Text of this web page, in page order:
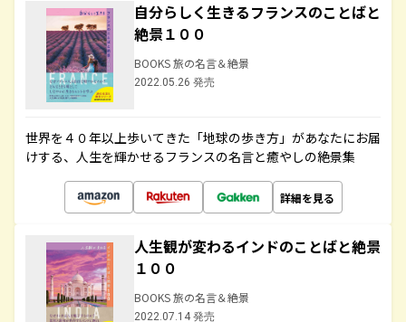
自分らしく生きるフランスのことばと
絶景１００
BOOKS 旅の名言＆絶景
2022.05.26 発売
世界を４０年以上歩いてきた「地球の歩き方」があなたにお届
けする、人生を輝かせるフランスの名言と癒やしの絶景集
詳細を見る
人生観が変わるインドのことばと絶景
１００
BOOKS 旅の名言＆絶景
2022.07.14 発売